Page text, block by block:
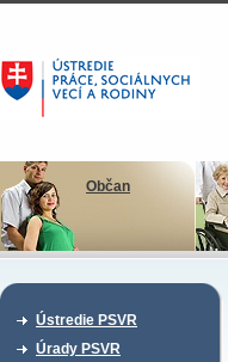
Občan
Ústredie PSVR
Úrady PSVR